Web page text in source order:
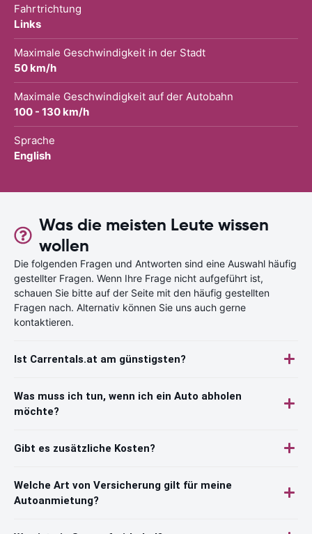
Fahrtrichtung
Links
Maximale Geschwindigkeit in der Stadt
50 km/h
Maximale Geschwindigkeit auf der Autobahn
100 - 130 km/h
Sprache
English
Was die meisten Leute wissen
wollen
Die folgenden Fragen und Antworten sind eine Auswahl häufig
gestellter Fragen. Wenn Ihre Frage nicht aufgeführt ist,
schauen Sie bitte auf der Seite mit den häufig gestellten
Fragen nach. Alternativ können Sie uns auch gerne
kontaktieren.
Ist Carrentals.at am günstigsten?
Was muss ich tun, wenn ich ein Auto abholen
möchte?
Gibt es zusätzliche Kosten?
Welche Art von Versicherung gilt für meine
Autoanmietung?